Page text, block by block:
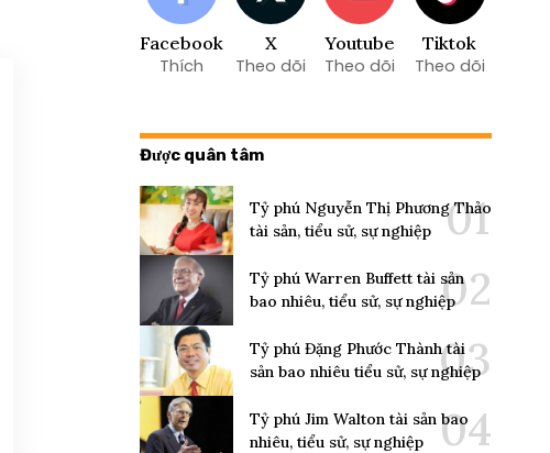
Facebook
Thích
X
Theo dõi
Youtube
Theo dõi
Tiktok
Theo dõi
Được quân tâm
Tỷ phú Nguyễn Thị Phương Thảo
tài sản, tiểu sử, sự nghiệp
Tỷ phú Warren Buffett tài sản
bao nhiêu, tiểu sử, sự nghiệp
Tỷ phú Đặng Phước Thành tài
sản bao nhiêu tiểu sử, sự nghiệp
Tỷ phú Jim Walton tài sản bao
nhiêu, tiểu sử, sự nghiệp